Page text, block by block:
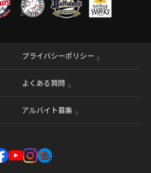
プライバシーポリシー
よくある質問
アルバイト募集 （別ウィンドウで開く